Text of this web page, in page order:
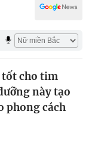
tốt cho tim
này tạo
phong cách